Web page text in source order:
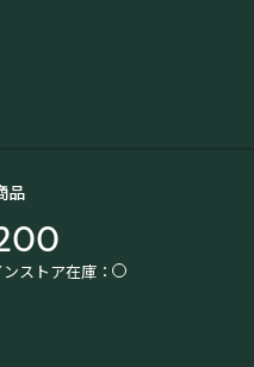
品
ストア在庫：